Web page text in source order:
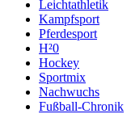
Leichtathletik
Kampfsport
Pferdesport
H²0
Hockey
Sportmix
Nachwuchs
Fußball-Chronik